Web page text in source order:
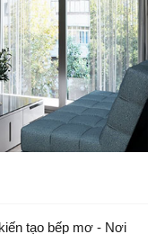
tạo bếp mơ - Nơi